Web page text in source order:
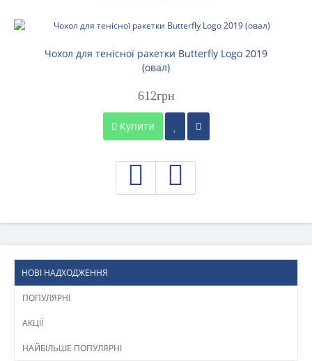
Чохол для тенісної ракетки Butterfly Logo 2019
(овал)
612грн
Купити
НОВІ НАДХОДЖЕННЯ
ПОПУЛЯРНІ
АКЦІЇ
НАЙБІЛЬШЕ ПОПУЛЯРНІ